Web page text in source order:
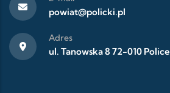
powiat@policki.pl
Adres
ul. Tanowska 8 72-010 Police